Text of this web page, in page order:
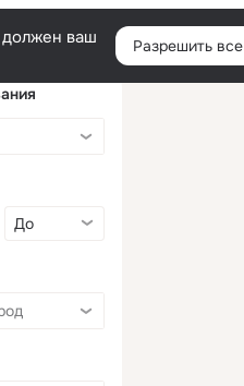
должен ваш
Разрешить все